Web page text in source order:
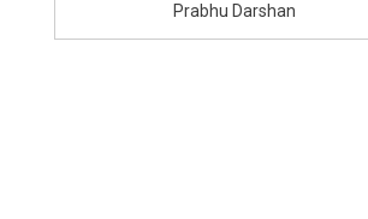
Prabhu Darshan